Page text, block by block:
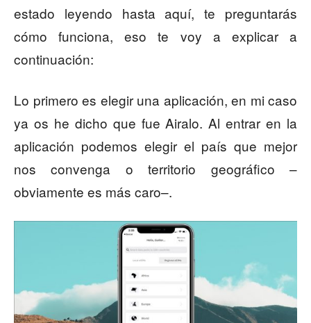
estado leyendo hasta aquí, te preguntarás
cómo funciona, eso te voy a explicar a
continuación:
Lo primero es elegir una aplicación, en mi caso
ya os he dicho que fue Airalo. Al entrar en la
aplicación podemos elegir el país que mejor
nos convenga o territorio geográfico –
obviamente es más caro–.